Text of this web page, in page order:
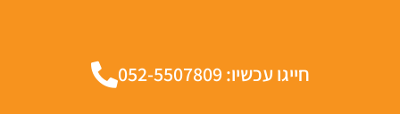
חייגו עכשיו: 052-5507809